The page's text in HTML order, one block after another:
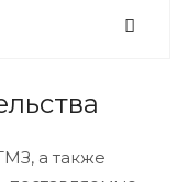
а также